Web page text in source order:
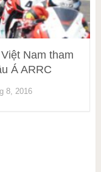
Nam tham
Á ARRC
8, 2016